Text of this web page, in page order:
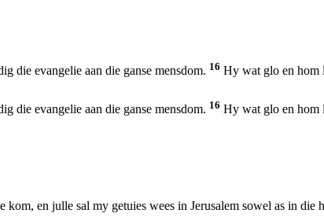
die evangelie aan die ganse mensdom. 16 Hy wat glo en hom
die evangelie aan die ganse mensdom. 16 Hy wat glo en hom
en julle sal my getuies wees in Jerusalem sowel as in die